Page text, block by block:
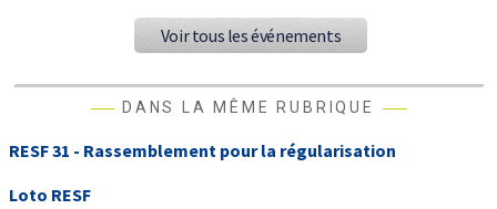
Voir tous les événements
DANS LA MÊME RUBRIQUE
RESF 31 - Rassemblement pour la régularisation
Loto RESF